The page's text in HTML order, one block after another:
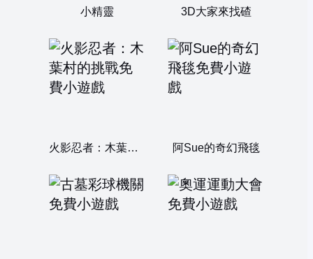
小精靈 3D大家來找碴
火影忍者：木葉村的挑戰 阿Sue的奇幻飛毯